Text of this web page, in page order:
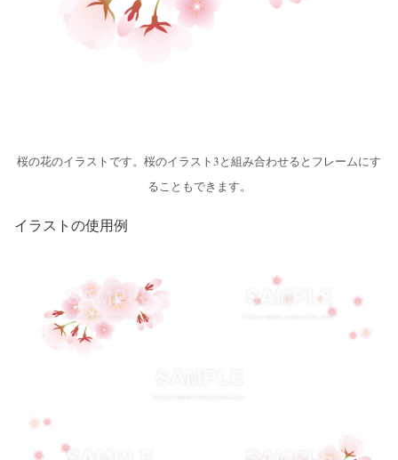
桜の花のイラストです。桜のイラスト3と組み合わせるとフレームにす
ることもできます。
イラストの使用例